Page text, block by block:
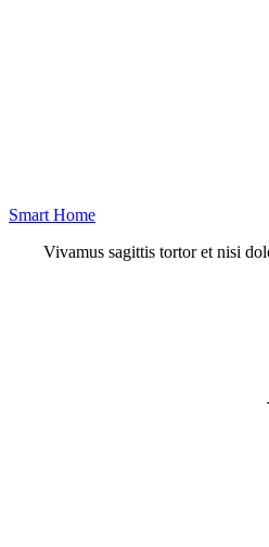
Smart Home
Vivamus sagittis tortor et nisi